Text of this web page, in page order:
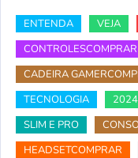
ENTENDA VEJA
CONTROLESCOMPRAR
CADEIRA
TECNOLOGIA
2024
SLIM E PRO
HEADSETCOMPRAR